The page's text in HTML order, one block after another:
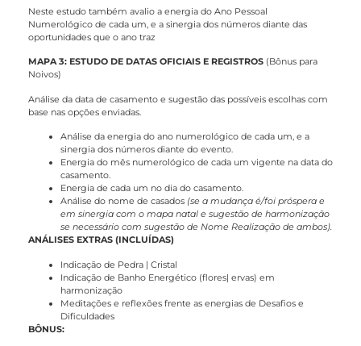
Neste estudo também avalio a energia do Ano Pessoal
Numerológico de cada um, e a sinergia dos números diante das
oportunidades que o ano traz
MAPA 3: ESTUDO DE DATAS OFICIAIS E REGISTROS (Bônus para
Noivos)
Análise da data de casamento e sugestão das possíveis escolhas com
base nas opções enviadas.
Análise da energia do ano numerológico de cada um, e a
sinergia dos números diante do evento.
Energia do mês numerológico de cada um vigente na data do
casamento.
Energia de cada um no dia do casamento.
Análise do nome de casados (se a mudança é/foi próspera e
em sinergia com o mapa natal e sugestão de harmonização
se necessário com sugestão de Nome Realização de ambos).
ANÁLISES EXTRAS (INCLUÍDAS)
Indicação de Pedra | Cristal
Indicação de Banho Energético (flores| ervas) em
harmonização
Meditações e reflexões frente as energias de Desafios e
Dificuldades
BÔNUS: